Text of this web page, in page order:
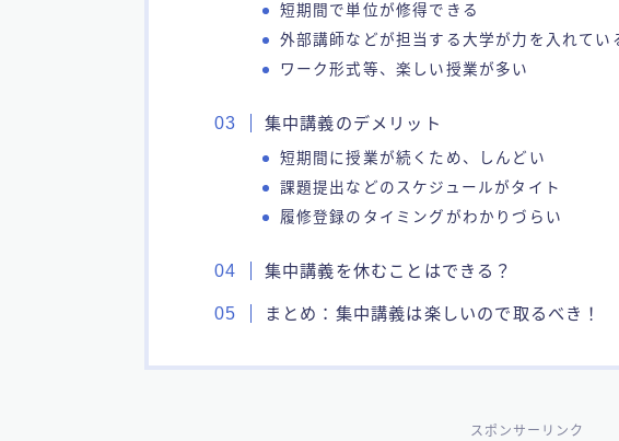
短期間で単位が修得できる
外部講師などが担当する大学が力を入れてい
ワーク形式等、楽しい授業が多い
集中講義のデメリット
短期間に授業が続くため、しんどい
課題提出などのスケジュールがタイト
履修登録のタイミングがわかりづらい
集中講義を休むことはできる？
まとめ：集中講義は楽しいので取るべき！
スポンサーリンク